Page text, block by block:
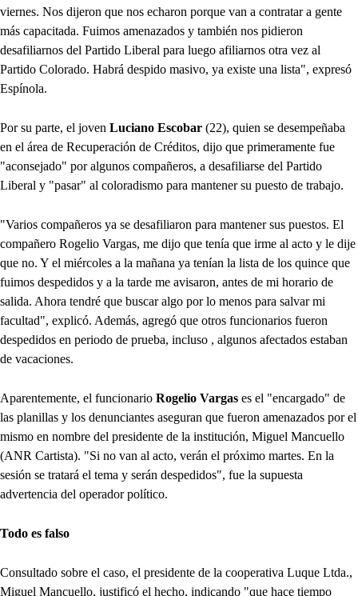
viernes. Nos dijeron que nos echaron porque van a contratar a gente
más capacitada. Fuimos amenazados y también nos pidieron
desafiliarnos del Partido Liberal para luego afiliarnos otra vez al
Partido Colorado. Habrá despido masivo, ya existe una lista", expresó
Espínola.
Por su parte, el joven Luciano Escobar (22), quien se desempeñaba
en el área de Recuperación de Créditos, dijo que primeramente fue
"aconsejado" por algunos compañeros, a desafiliarse del Partido
Liberal y "pasar" al coloradismo para mantener su puesto de trabajo.
"Varios compañeros ya se desafiliaron para mantener sus puestos. El
compañero Rogelio Vargas, me dijo que tenía que irme al acto y le dije
que no. Y el miércoles a la mañana ya tenían la lista de los quince que
fuimos despedidos y a la tarde me avisaron, antes de mi horario de
salida. Ahora tendré que buscar algo por lo menos para salvar mi
facultad", explicó. Además, agregó que otros funcionarios fueron
despedidos en periodo de prueba, incluso , algunos afectados estaban
de vacaciones.
Aparentemente, el funcionario Rogelio Vargas es el "encargado" de
las planillas y los denunciantes aseguran que fueron amenazados por el
mismo en nombre del presidente de la institución, Miguel Mancuello
(ANR Cartista). "Si no van al acto, verán el próximo martes. En la
sesión se tratará el tema y serán despedidos", fue la supuesta
advertencia del operador político.
Todo es falso
Consultado sobre el caso, el presidente de la cooperativa Luque Ltda.,
Miguel Mancuello, justificó el hecho, indicando "que hace tiempo